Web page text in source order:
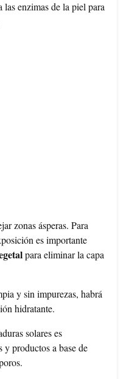
enzimas de la piel para
zonas ásperas. Para
es importante
para eliminar la capa
y sin impurezas, habrá
hidratante.
solares es
productos a base de